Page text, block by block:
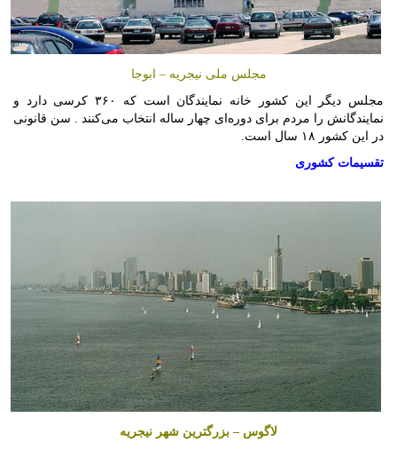
مجلس ملی نیجریه – ابوجا
مجلس دیگر این کشور خانه نمایندگان است که ۳۶۰ کرسی دارد و
نمایندگانش را مردم برای دوره‌ای چهار ساله انتخاب می‌کنند . سن قانونی
در این کشور ۱۸ سال است.
تقسیمات کشوری
لاگوس – بزرگترین شهر نیجریه